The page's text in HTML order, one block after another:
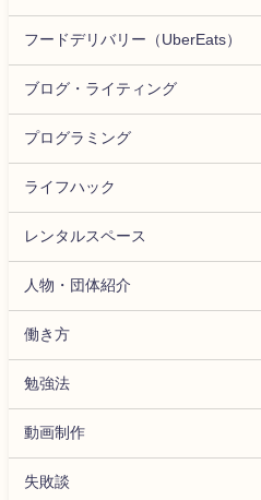
フードデリバリー（UberEats）
ブログ・ライティング
プログラミング
ライフハック
レンタルスペース
人物・団体紹介
働き方
勉強法
動画制作
失敗談